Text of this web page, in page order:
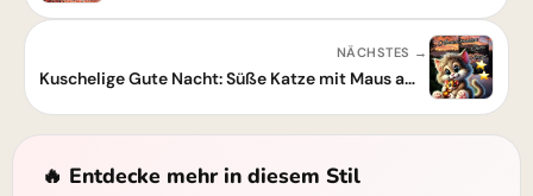
NÄCHSTES →
Kuschelige Gute Nacht: Süße Katze mit Maus am Abend
🔥 Entdecke mehr in diesem Stil